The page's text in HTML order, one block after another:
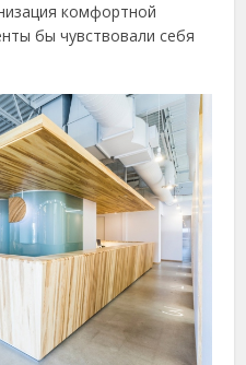
комфортной
бы чувствовали себя